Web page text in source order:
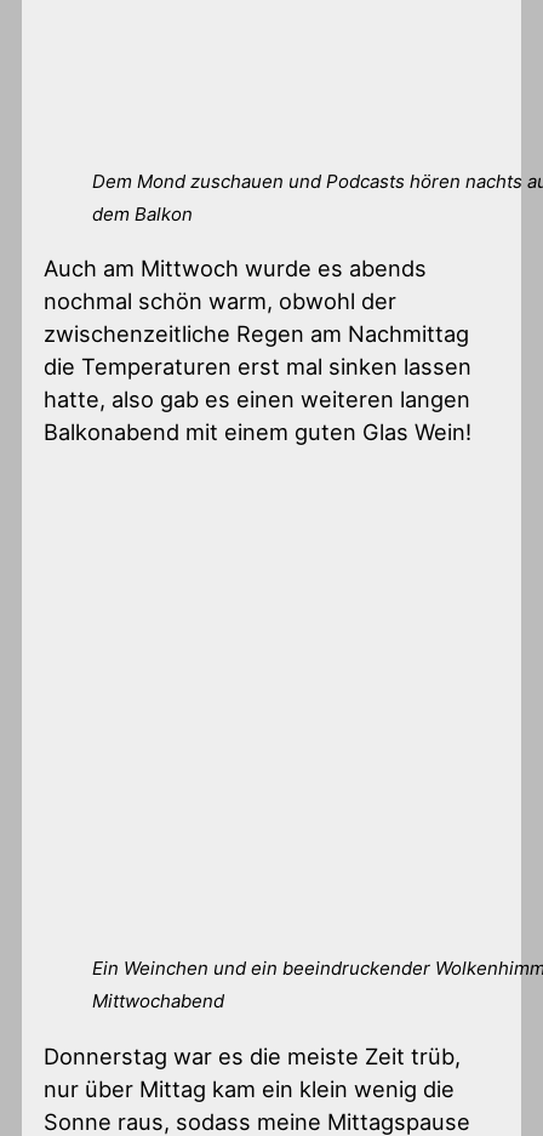
Dem Mond zuschauen und Podcasts hören nachts
dem Balkon
Auch am Mittwoch wurde es abends
nochmal schön warm, obwohl der
zwischenzeitliche Regen am Nachmittag
die Temperaturen erst mal sinken lassen
hatte, also gab es einen weiteren langen
Balkonabend mit einem guten Glas Wein!
Ein Weinchen und ein beeindruckender
Mittwochabend
Donnerstag war es die meiste Zeit trüb,
nur über Mittag kam ein klein wenig die
Sonne raus, sodass meine Mittagspause